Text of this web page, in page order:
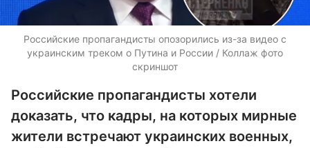
Российские пропагандисты опозорились из-за видео с
украинским треком о Путина и России / Коллаж фото
скриншот
Российские пропагандисты хотели
доказать, что кадры, на которых мирные
жители встречают украинских военных,